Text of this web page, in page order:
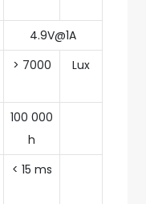
4.9V@1A
> 7000 Lux
100 000
h
< 15 ms